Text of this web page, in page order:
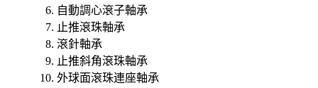
自動調心滾子軸承
止推滾珠軸承
滾針軸承
止推斜角滾珠軸承
外球面滾珠連座軸承